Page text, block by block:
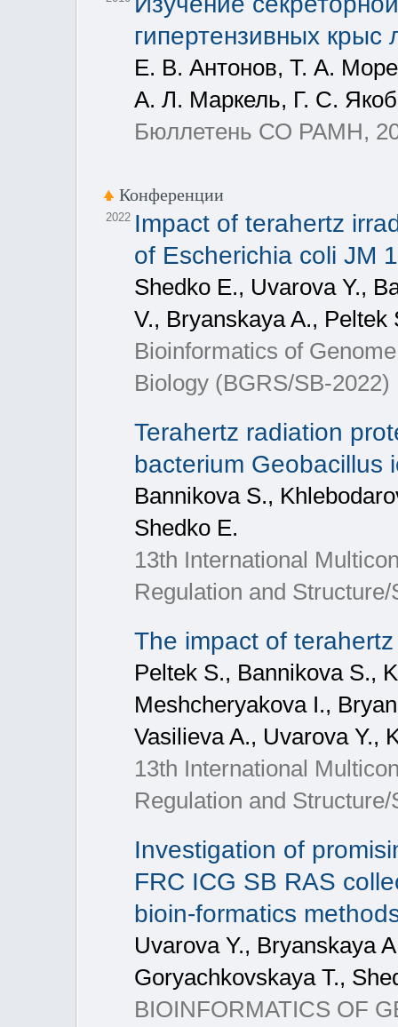
гипертензивных
Е. В. Антонов, Т. А.
А. Л. Маркель, Г. С.
Бюллетень СО РАМН,
Конференции
2022 Impact of terahertz
of Escherichia coli JM
Shedko E., Uvarova Y.,
V., Bryanskaya A., Peltek
Bioinformatics of
Biology (BGRS/SB-2022)
Terahertz radiation
bacterium Geobacillus
Bannikova S.,
Shedko E.
13th International
Regulation and
The impact of
Peltek S., Bannikova S.,
Meshcheryakova I.,
Vasilieva A., Uvarova Y.,
13th International
Regulation and
Investigation of
FRC ICG SB RAS
bioin-formatics
Uvarova Y., Bryanskaya
Goryachkovskaya T.,
BIOINFORMATICS OF